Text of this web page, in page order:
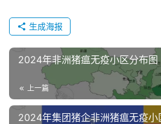
新
闻
分
析
报
生成海报
2024年非洲猪瘟无疫小区分布图
上一篇
2024年集团猪企非洲猪瘟无疫小